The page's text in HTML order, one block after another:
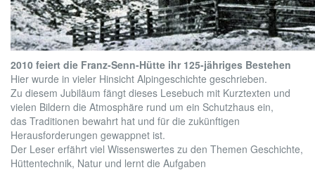
2010 feiert die Franz-Senn-Hütte ihr 125-jähriges Bestehen
Hier wurde in vieler Hinsicht Alpingeschichte geschrieben.
Zu diesem Jubiläum fängt dieses Lesebuch mit Kurztexten und
vielen Bildern die Atmosphäre rund um ein Schutzhaus ein,
das Traditionen bewahrt hat und für die zukünftigen
Herausforderungen gewappnet ist.
Der Leser erfährt viel Wissenswertes zu den Themen Geschichte,
Hüttentechnik, Natur und lernt die Aufgaben